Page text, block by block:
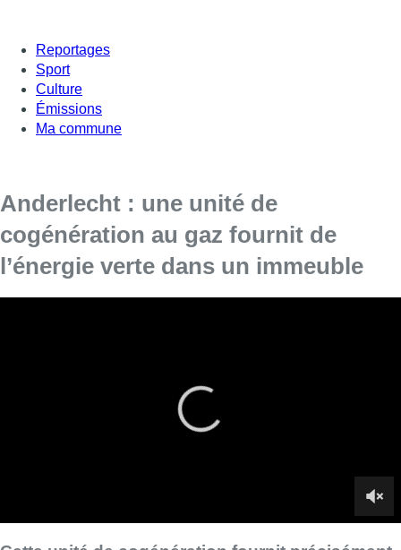
Reportages
Sport
Culture
Émissions
Ma commune
Anderlecht : une unité de
cogénération au gaz fournit de
l’énergie verte dans un immeuble
immeuble à Anderlecht et sont donc
. Les habitants du bâtiment ne doivent donc
à des fournisseurs officiels. L’autre million
2019, cette énergie électrique peut être vendue aux occupants